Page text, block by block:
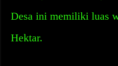
Desa ini memiliki luas
Hektar.